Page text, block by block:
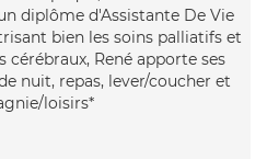
diplôme d'Assistante De Vie
bien les soins palliatifs et
cérébraux, René apporte ses
nuit, repas, lever/coucher et
loisirs*